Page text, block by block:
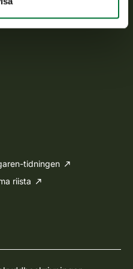
tidningen
riista